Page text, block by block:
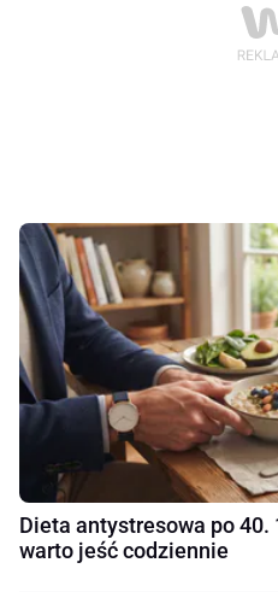
Dieta antystresowa po 40.
warto jeść codziennie